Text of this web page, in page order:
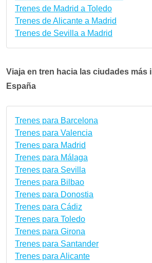
Trenes de Madrid a Toledo
Trenes de Alicante a Madrid
Trenes de Sevilla a Madrid
Viaja en tren hacia las ciudades más
España
Trenes para Barcelona
Trenes para Valencia
Trenes para Madrid
Trenes para Málaga
Trenes para Sevilla
Trenes para Bilbao
Trenes para Donostia
Trenes para Cádiz
Trenes para Toledo
Trenes para Girona
Trenes para Santander
Trenes para Alicante